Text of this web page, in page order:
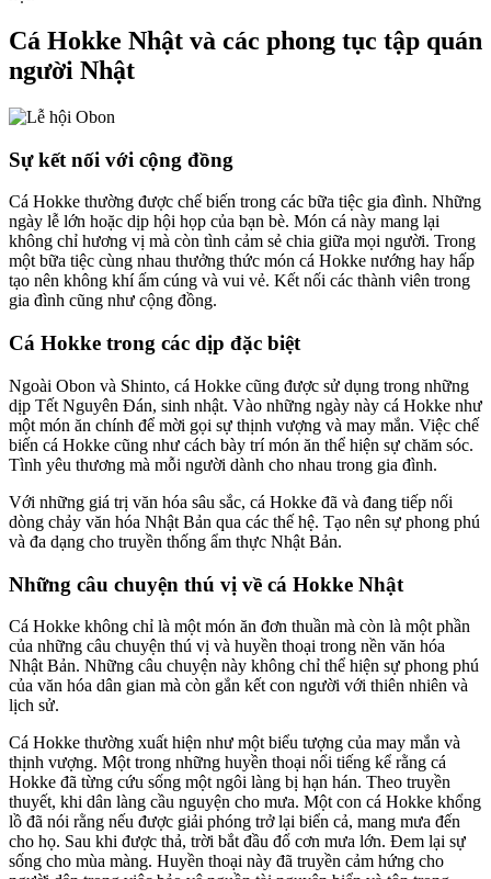
Cá Hokke Nhật và các phong tục tập quán
người Nhật
Sự kết nối với cộng đồng
Cá Hokke thường được chế biến trong các bữa tiệc gia đình. Những
ngày lễ lớn hoặc dịp hội họp của bạn bè. Món cá này mang lại
không chỉ hương vị mà còn tình cảm sẻ chia giữa mọi người. Trong
một bữa tiệc cùng nhau thưởng thức món cá Hokke nướng hay hấp
tạo nên không khí ấm cúng và vui vẻ. Kết nối các thành viên trong
gia đình cũng như cộng đồng.
Cá Hokke trong các dịp đặc biệt
Ngoài Obon và Shinto, cá Hokke cũng được sử dụng trong những
dịp Tết Nguyên Đán, sinh nhật. Vào những ngày này cá Hokke như
một món ăn chính để mời gọi sự thịnh vượng và may mắn. Việc chế
biến cá Hokke cũng như cách bày trí món ăn thể hiện sự chăm sóc.
Tình yêu thương mà mỗi người dành cho nhau trong gia đình.
Với những giá trị văn hóa sâu sắc, cá Hokke đã và đang tiếp nối
dòng chảy văn hóa Nhật Bản qua các thế hệ. Tạo nên sự phong phú
và đa dạng cho truyền thống ẩm thực Nhật Bản.
Những câu chuyện thú vị về cá Hokke Nhật
Cá Hokke không chỉ là một món ăn đơn thuần mà còn là một phần
của những câu chuyện thú vị và huyền thoại trong nền văn hóa
Nhật Bản. Những câu chuyện này không chỉ thể hiện sự phong phú
của văn hóa dân gian mà còn gắn kết con người với thiên nhiên và
lịch sử.
Cá Hokke thường xuất hiện như một biểu tượng của may mắn và
thịnh vượng. Một trong những huyền thoại nổi tiếng kể rằng cá
Hokke đã từng cứu sống một ngôi làng bị hạn hán. Theo truyền
thuyết, khi dân làng cầu nguyện cho mưa. Một con cá Hokke khổng
lồ đã nói rằng nếu được giải phóng trở lại biển cả, mang mưa đến
cho họ. Sau khi được thả, trời bắt đầu đổ cơn mưa lớn. Đem lại sự
sống cho mùa màng. Huyền thoại này đã truyền cảm hứng cho